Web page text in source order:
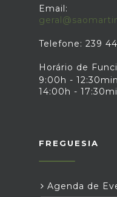
Email:
Telefone: 239
Horário de
9:00h - 12:30min
14:00h -
FREGUESIA
Agenda de